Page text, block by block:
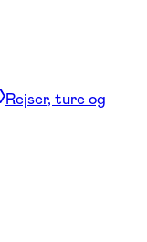
Rejser, ture og